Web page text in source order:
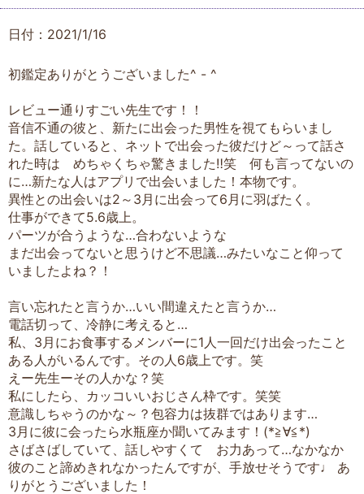
日付：2021/1/16
初鑑定ありがとうございました^ - ^
レビュー通りすごい先生です！！
音信不通の彼と、新たに出会った男性を視てもらいまし
た。話していると、ネットで出会った彼だけど～って話さ
れた時は めちゃくちゃ驚きました‼笑 何も言ってないの
に…新たな人はアプリで出会いました！本物です。
異性との出会いは2～3月に出会って6月に羽ばたく。
仕事ができて5.6歳上。
パーツが合うような…合わないような
まだ出会ってないと思うけど不思議…みたいなこと仰って
いましたよね？！
言い忘れたと言うか…いい間違えたと言うか…
電話切って、冷静に考えると…
私、3月にお食事するメンバーに1人一回だけ出会ったこと
ある人がいるんです。その人6歳上です。笑
えー先生ーその人かな？笑
私にしたら、カッコいいおじさん枠です。笑笑
意識しちゃうのかな～？包容力は抜群ではあります…
3月に彼に会ったら水瓶座か聞いてみます！(*≧∀≦*)
さばさばしていて、話しやすくて お力あって…なかなか
彼のこと諦めきれなかったんですが、手放せそうです♩ あ
りがとうございました！